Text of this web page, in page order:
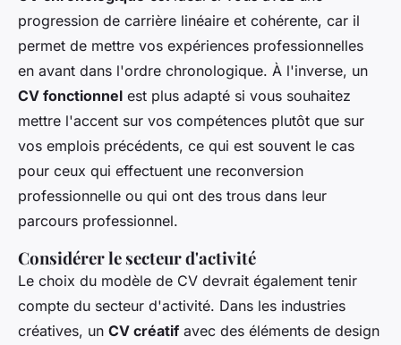
progression de carrière linéaire et cohérente, car il
permet de mettre vos expériences professionnelles
en avant dans l'ordre chronologique. À l'inverse, un
CV fonctionnel est plus adapté si vous souhaitez
mettre l'accent sur vos compétences plutôt que sur
vos emplois précédents, ce qui est souvent le cas
pour ceux qui effectuent une reconversion
professionnelle ou qui ont des trous dans leur
parcours professionnel.
Considérer le secteur d'activité
Le choix du modèle de CV devrait également tenir
compte du secteur d'activité. Dans les industries
créatives, un CV créatif avec des éléments de design